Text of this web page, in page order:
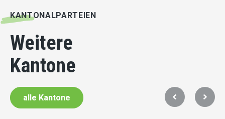
KANTONALPARTEIEN
Weitere
Kantone
alle Kantone